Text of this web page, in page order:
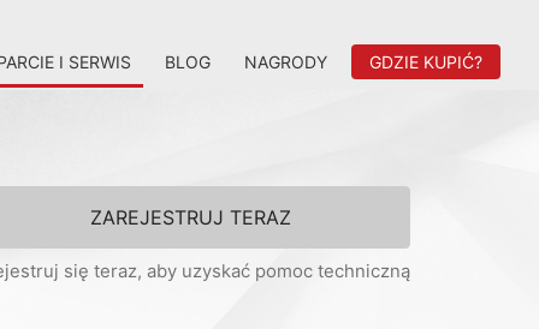
I SERWIS BLOG NAGRODY GDZIE KUPIĆ?
ZAREJESTRUJ TERAZ
się teraz, aby uzyskać pomoc techniczną